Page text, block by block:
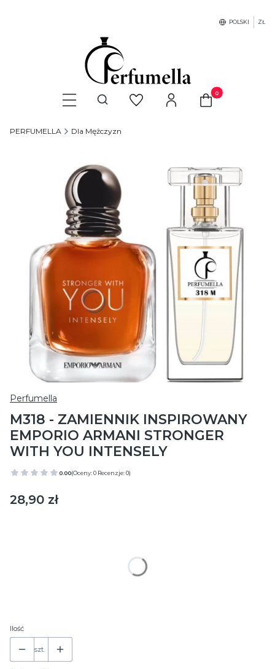
POLSKI ZŁ
Otwórz wyszukiwarkę Produkty w
PERFUMELLA Dla Mężczyzn
Perfumella
M318 - ZAMIENNIK INSPIROWANY
EMPORIO ARMANI STRONGER
WITH YOU INTENSELY
0.00(Oceny: 0 Recenzje: 0)
Cena
28,90 zł
Ilość
szt.